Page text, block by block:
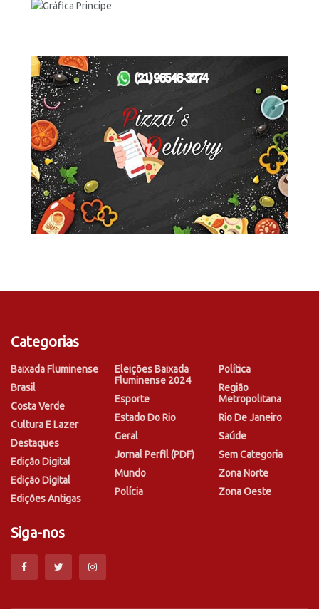
Categorias
Baixada Fluminense
Brasil
Costa Verde
Cultura E Lazer
Destaques
Edição Digital
Edição Digital
Edições Antigas
Eleições Baixada
Fluminense 2024
Esporte
Estado Do Rio
Geral
Jornal Perfil (PDF)
Mundo
Polícia
Política
Região
Metropolitana
Rio De Janeiro
Saúde
Sem Categoria
Zona Norte
Zona Oeste
Siga-nos